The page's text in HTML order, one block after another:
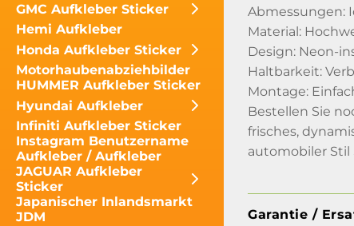
GMC Aufkleber Sticker
Hemi Aufkleber
Honda Aufkleber Sticker
Motorhaubenabziehbilder
HUMMER Aufkleber Sticker
Hyundai Aufkleber
Infiniti Aufkleber Sticker
Instagram Benutzername
Aufkleber / Aufkleber
JAGUAR Aufkleber
Sticker
Japanischer Inlandsmarkt
JDM
Abmessungen:
Material:
Design: Neon-
Haltbarkeit:
Montage:
Bestellen Sie
frisches,
automobiler Stil
Garantie /